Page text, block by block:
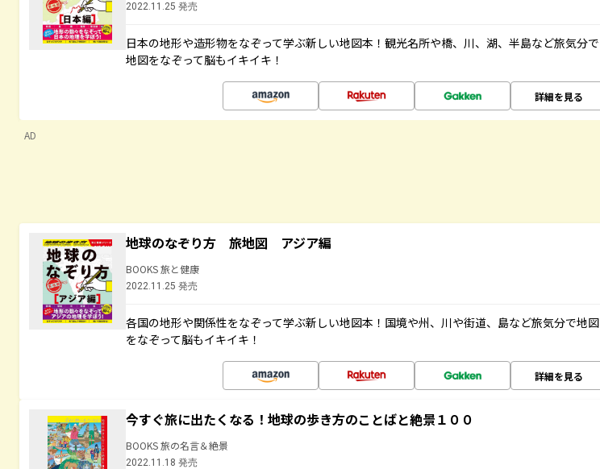
2022.11.25 発売
日本の地形や造形物をなぞって学ぶ新しい地図本！観光名所や橋、川、湖、半島など旅気分で
地図をなぞって脳もイキイキ！
詳細を見る
AD
地球のなぞり方 旅地図 アジア編
BOOKS 旅と健康
2022.11.25 発売
各国の地形や関係性をなぞって学ぶ新しい地図本！国境や州、川や街道、島など旅気分で地図
をなぞって脳もイキイキ！
詳細を見る
今すぐ旅に出たくなる！地球の歩き方のことばと絶景１００
BOOKS 旅の名言＆絶景
2022.11.18 発売